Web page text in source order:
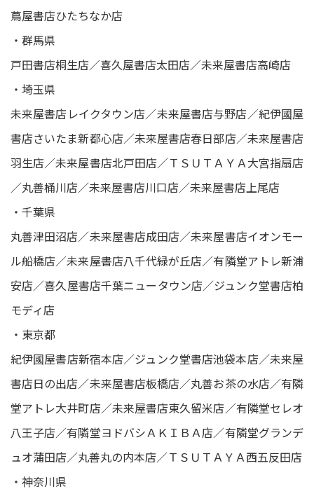
蔦屋書店ひたちなか店
・群馬県
戸田書店桐生店／喜久屋書店太田店／未来屋書店高崎店
・埼玉県
未来屋書店レイクタウン店／未来屋書店与野店／紀伊國屋
書店さいたま新都心店／未来屋書店春日部店／未来屋書店
羽生店／未来屋書店北戸田店／ＴＳＵＴＡＹＡ大宮指扇店
／丸善桶川店／未来屋書店川口店／未来屋書店上尾店
・千葉県
丸善津田沼店／未来屋書店成田店／未来屋書店イオンモー
ル船橋店／未来屋書店八千代緑が丘店／有隣堂アトレ新浦
安店／喜久屋書店千葉ニュータウン店／ジュンク堂書店柏
モディ店
・東京都
紀伊國屋書店新宿本店／ジュンク堂書店池袋本店／未来屋
書店日の出店／未来屋書店板橋店／丸善お茶の水店／有隣
堂アトレ大井町店／未来屋書店東久留米店／有隣堂セレオ
八王子店／有隣堂ヨドバシＡＫＩＢＡ店／有隣堂グランデ
ュオ蒲田店／丸善丸の内本店／ＴＳＵＴＡＹＡ西五反田店
・神奈川県